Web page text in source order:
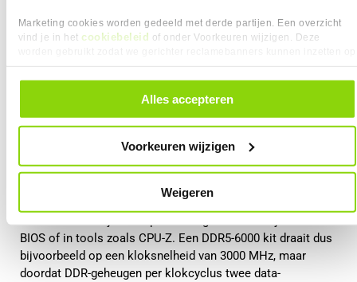
Marketing cookies worden gedeeld met derde partijen. Een overzicht
vind je in het cookiebeleid of onder Voorkeuren wijzigen. Deze
alle cookies. Je kunt je gegeven toestemming altijd intrekken, dit doe je
door in de footer van onze website te klikken op ‘Cookievoorkeuren’
Alles accepteren
Voorkeuren wijzigen
Weigeren
Wat betekent dit voor prestaties in de
In het dagelijks gebruik draait het vooral om hoe snel de
processor toegang krijgt tot data. Een hoger MT/s-getal
betekent dat er per seconde meer data kan worden
verplaatst tussen het werkgeheugen en de CPU. Dat is de
snelheid die direct invloed heeft op prestaties.
Daarbij is het goed om te weten dat deze effectieve
BIOS of in tools zoals CPU-Z. Een DDR5-6000 kit draait dus
bijvoorbeeld op een kloksnelheid van 3000 MHz, maar
doordat DDR-geheugen per klokcyclus twee data-